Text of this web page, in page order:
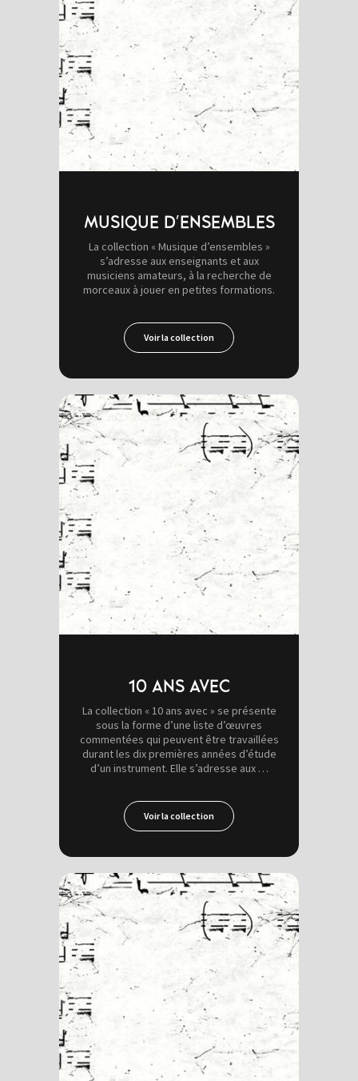
MUSIQUE D'ENSEMBLES
La collection « Musique d’ensembles »
s’adresse aux enseignants et aux
musiciens amateurs, à la recherche de
morceaux à jouer en petites formations.
Voir la collection
10 ANS AVEC
La collection « 10 ans avec » se présente
sous la forme d’une liste d’œuvres
commentées qui peuvent être travaillées
durant les dix premières années d’étude
d’un instrument. Elle s’adresse aux …
Voir la collection